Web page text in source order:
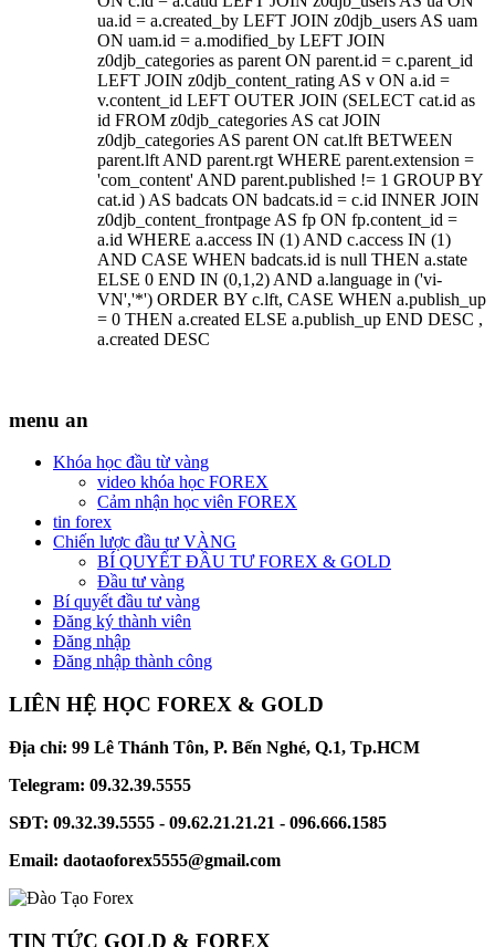
ua.id = a.created_by LEFT JOIN z0djb_users AS uam
ON uam.id = a.modified_by LEFT JOIN
z0djb_categories as parent ON parent.id = c.parent_id
LEFT JOIN z0djb_content_rating AS v ON a.id =
v.content_id LEFT OUTER JOIN (SELECT cat.id as
id FROM z0djb_categories AS cat JOIN
z0djb_categories AS parent ON cat.lft BETWEEN
parent.lft AND parent.rgt WHERE parent.extension =
'com_content' AND parent.published != 1 GROUP BY
cat.id ) AS badcats ON badcats.id = c.id INNER JOIN
z0djb_content_frontpage AS fp ON fp.content_id =
a.id WHERE a.access IN (1) AND c.access IN (1)
AND CASE WHEN badcats.id is null THEN a.state
ELSE 0 END IN (0,1,2) AND a.language in ('vi-
VN','*') ORDER BY c.lft, CASE WHEN a.publish_up
= 0 THEN a.created ELSE a.publish_up END DESC ,
a.created DESC
menu an
Khóa học đầu từ vàng
video khóa học FOREX
Cảm nhận học viên FOREX
tin forex
Chiến lược đầu tư VÀNG
BÍ QUYẾT ĐẦU TƯ FOREX & GOLD
Đầu tư vàng
Bí quyết đầu tư vàng
Đăng ký thành viên
Đăng nhập
Đăng nhập thành công
LIÊN HỆ HỌC FOREX & GOLD
Địa chỉ: 99 Lê Thánh Tôn, P. Bến Nghé, Q.1, Tp.HCM
Telegram: 09.32.39.5555
SĐT: 09.32.39.5555 - 09.62.21.21.21 - 096.666.1585
Email: daotaoforex5555@gmail.com
TIN TỨC GOLD & FOREX